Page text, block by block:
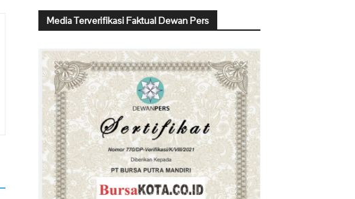
Media Terverifikasi Faktual Dewan Pers